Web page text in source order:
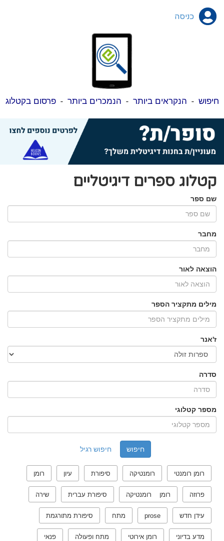
כניסה
חיפוש - הנקראים ביותר - הנמכרים ביותר -פרסום בקטלוג
קטלוג ספרים דיגיטליים
שם ספר
מחבר
הוצאה לאור
מילים מתקציר הספר
ז'אנר
סדרה
מספר קטלוגי
חיפוש רגיל
רומן רומנטי רומנטיקה סיפורת עיון רומן
פרוזה רומן רומנטיקה סיפורת עברית שירה
עידן חדש prose מתח סיפורת מתורגמת
מדע בדיוני רומן אירוטי מתח ופעולה פנאי